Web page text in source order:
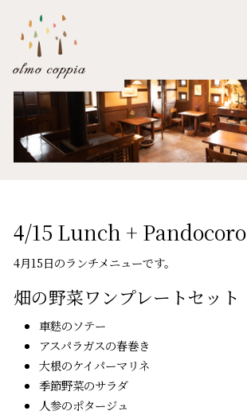
4/15 Lunch + Pandocoro
4月15日のランチメニューです。
畑の野菜ワンプレートセット
車麩のソテー
アスパラガスの春巻き
大根のケイパーマリネ
季節野菜のサラダ
人参のポタージュ